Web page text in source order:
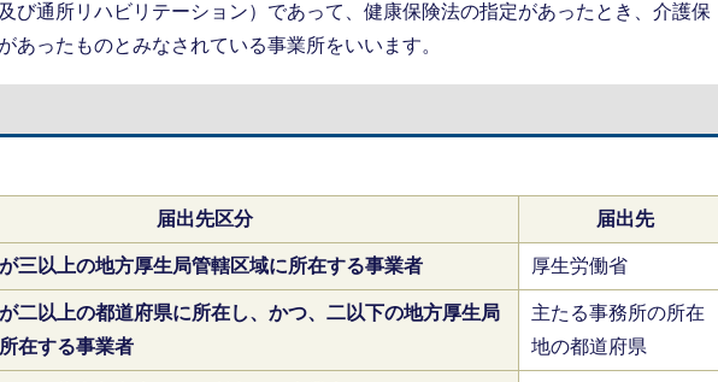
び通所リハビリテーション）であって、健康保険法の指定があったとき、介護保
あったものとみなされている事業所をいいます。
届出先区分 届出先
三以上の地方厚生局管轄区域に所在する事業者 厚生労働省
二以上の都道府県に所在し、かつ、二以下の地方厚生局
在する事業者
主たる事務所の所在
地の都道府県